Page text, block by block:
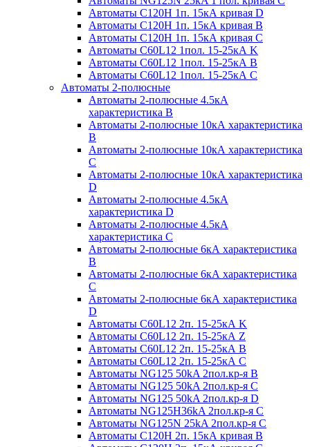
Автоматы С120H 1п. 15кА кривая D
Автоматы С120H 1п. 15кА кривая В
Автоматы С120H 1п. 15кА кривая С
Автоматы С60L12 1пол. 15-25кА K
Автоматы С60L12 1пол. 15-25кА В
Автоматы С60L12 1пол. 15-25кА С
Автоматы 2-полюсные
Автоматы 2-полюсные 4.5кА
характеристика В
Автоматы 2-полюсные 10кА характеристика
B
Автоматы 2-полюсные 10кА характеристика
C
Автоматы 2-полюсные 10кА характеристика
D
Автоматы 2-полюсные 4.5кА
характеристика D
Автоматы 2-полюсные 4.5кА
характеристика С
Автоматы 2-полюсные 6кА характеристика
B
Автоматы 2-полюсные 6кА характеристика
C
Автоматы 2-полюсные 6кА характеристика
D
Автоматы C60L12 2п. 15-25кА K
Автоматы C60L12 2п. 15-25кА Z
Автоматы C60L12 2п. 15-25кА B
Автоматы C60L12 2п. 15-25кА C
Автоматы NG125 50kA 2пол.кр-я B
Автоматы NG125 50kA 2пол.кр-я C
Автоматы NG125 50kA 2пол.кр-я D
Автоматы NG125H36kA 2пол.кр-я C
Автоматы NG125N 25kA 2пол.кр-я C
Автоматы С120H 2п. 15кА кривая B